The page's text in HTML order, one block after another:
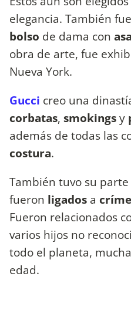
elegancia. También
bolso de dama con asa
obra de arte, fue
Nueva York.
Gucci creo una
corbatas, smokingsy
además de todas las
costura.
También tuvo su
fueron ligados a
Fueron relacionados
varios hijos no
todo el planeta,
edad.